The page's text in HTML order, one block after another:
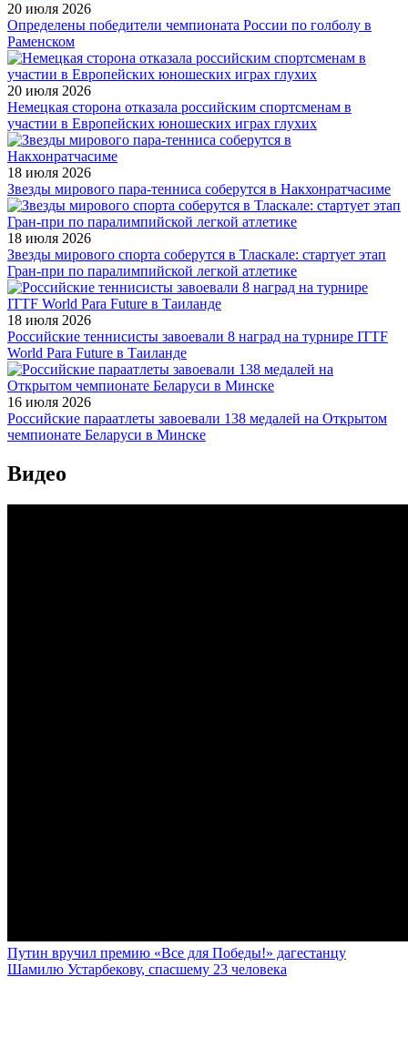
20 июля 2026
Определены победители чемпионата России по голболу в
Раменском
20 июля 2026
Немецкая сторона отказала российским спортсменам в
участии в Европейских юношеских играх глухих
18 июля 2026
Звезды мирового пара-тенниса соберутся в Накхонратчасиме
18 июля 2026
Звезды мирового спорта соберутся в Тласкале: стартует этап
Гран-при по паралимпийской легкой атлетике
18 июля 2026
Российские теннисисты завоевали 8 наград на турнире ITTF
World Para Future в Таиланде
16 июля 2026
Российские параатлеты завоевали 138 медалей на Открытом
чемпионате Беларуси в Минске
Видео
Путин вручил премию «Все для Победы!» дагестанцу
Шамилю Устарбекову, спасшему 23 человека